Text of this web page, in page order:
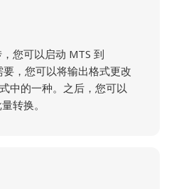
您可以启动 MTS 到
，您可以将输出格式更改
中的一种。之后，您可以
转换。